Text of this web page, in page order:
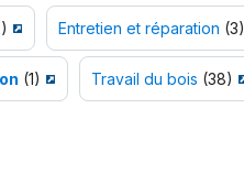
Entretien et réparation (3)
(1) Travail du bois (38)